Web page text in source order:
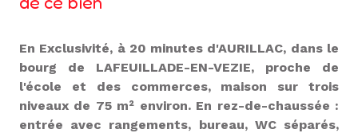
En Exclusivité, à 20 minutes d'AURILLAC, dans le
bourg de LAFEUILLADE-EN-VEZIE, proche de
l'école et des commerces, maison sur trois
niveaux de 75 m² environ. En rez-de-chaussée :
entrée avec rangements, bureau, WC séparés,